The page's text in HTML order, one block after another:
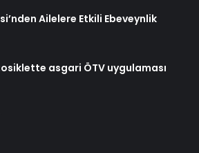
Ailelere Etkili Ebeveynlik
asgari ÖTV uygulaması